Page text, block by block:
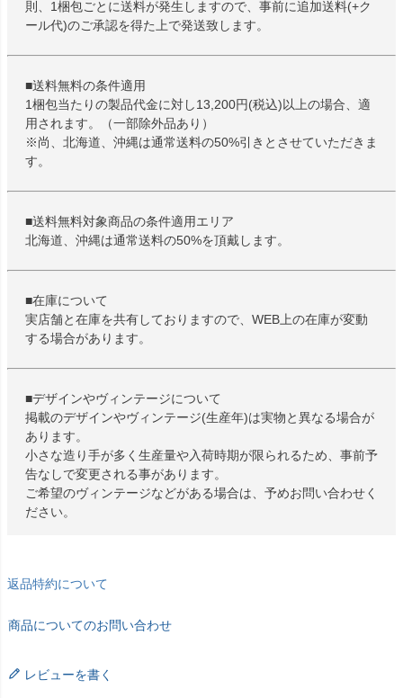
則、1梱包ごとに送料が発生しますので、事前に追加送料(+ク
ール代)のご承認を得た上で発送致します。
■送料無料の条件適用
1梱包当たりの製品代金に対し13,200円(税込)以上の場合、適
用されます。（一部除外品あり）
※尚、北海道、沖縄は通常送料の50%引きとさせていただきま
す。
■送料無料対象商品の条件適用エリア
北海道、沖縄は通常送料の50%を頂戴します。
■在庫について
実店舗と在庫を共有しておりますので、WEB上の在庫が変動
する場合があります。
■デザインやヴィンテージについて
掲載のデザインやヴィンテージ(生産年)は実物と異なる場合が
あります。
小さな造り手が多く生産量や入荷時期が限られるため、事前予
告なしで変更される事があります。
ご希望のヴィンテージなどがある場合は、予めお問い合わせく
ださい。
返品特約について
商品についてのお問い合わせ
レビューを書く